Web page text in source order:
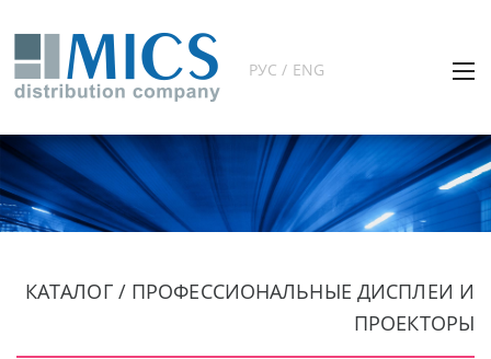
РУС / ENG
КАТАЛОГ / ПРОФЕССИОНАЛЬНЫЕ ДИСПЛЕИ И
ПРОЕКТОРЫ